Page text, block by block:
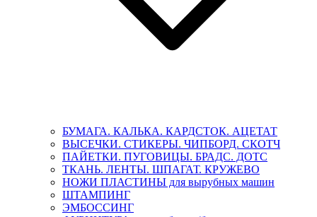
БУМАГА. КАЛЬКА. КАРДСТОК. АЦЕТАТ
ВЫСЕЧКИ. СТИКЕРЫ. ЧИПБОРД. СКОТЧ
ПАЙЕТКИ. ПУГОВИЦЫ. БРАДС. ДОТС
ТКАНЬ. ЛЕНТЫ. ШПАГАТ. КРУЖЕВО
НОЖИ ПЛАСТИНЫ для вырубных машин
ШТАМПИНГ
ЭМБОССИНГ